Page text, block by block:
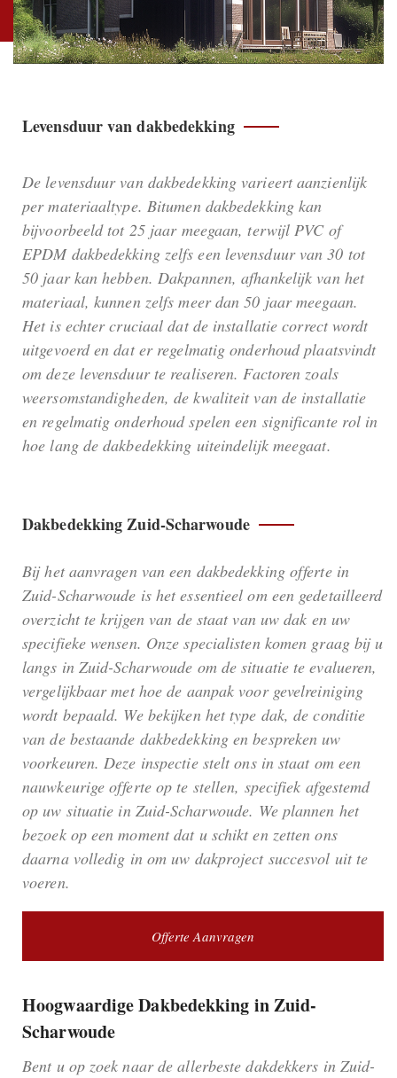
Levensduur van dakbedekking
De levensduur van dakbedekking varieert aanzienlijk
per materiaaltype. Bitumen dakbedekking kan
bijvoorbeeld tot 25 jaar meegaan, terwijl PVC of
EPDM dakbedekking zelfs een levensduur van 30 tot
50 jaar kan hebben. Dakpannen, afhankelijk van het
materiaal, kunnen zelfs meer dan 50 jaar meegaan.
Het is echter cruciaal dat de installatie correct wordt
uitgevoerd en dat er regelmatig onderhoud plaatsvindt
om deze levensduur te realiseren. Factoren zoals
weersomstandigheden, de kwaliteit van de installatie
en regelmatig onderhoud spelen een significante rol in
hoe lang de dakbedekking uiteindelijk meegaat.
Dakbedekking Zuid-Scharwoude
Bij het aanvragen van een dakbedekking offerte in
Zuid-Scharwoude is het essentieel om een gedetailleerd
overzicht te krijgen van de staat van uw dak en uw
specifieke wensen. Onze specialisten komen graag bij u
langs in Zuid-Scharwoude om de situatie te evalueren,
vergelijkbaar met hoe de aanpak voor gevelreiniging
wordt bepaald. We bekijken het type dak, de conditie
van de bestaande dakbedekking en bespreken uw
voorkeuren. Deze inspectie stelt ons in staat om een
nauwkeurige offerte op te stellen, specifiek afgestemd
op uw situatie in Zuid-Scharwoude. We plannen het
bezoek op een moment dat u schikt en zetten ons
daarna volledig in om uw dakproject succesvol uit te
voeren.
Offerte Aanvragen
Hoogwaardige Dakbedekking in Zuid-
Scharwoude
Bent u op zoek naar de allerbeste dakdekkers in Zuid-